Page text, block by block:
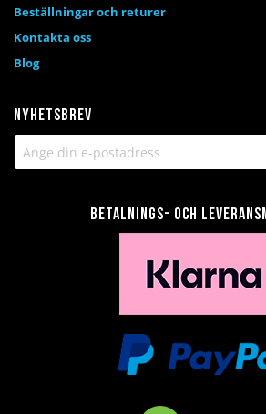
Nyhetsbrev
Betalnings- och
Beställningar och returer
Kontakta oss
Blog